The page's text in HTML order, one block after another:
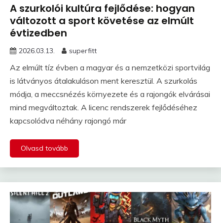
A szurkolói kultúra fejlődése: hogyan
változott a sport követése az elmúlt
évtizedben
2026.03.13. superfitt
Az elmúlt tíz évben a magyar és a nemzetközi sportvilág
is látványos átalakuláson ment keresztül. A szurkolás
módja, a meccsnézés környezete és a rajongók elvárásai
mind megváltoztak. A licenc rendszerek fejlődéséhez
kapcsolódva néhány rajongó már
Olvasd tovább